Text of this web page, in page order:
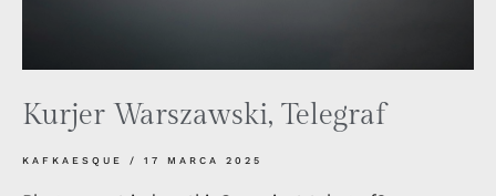
Kurjer Warszawski, Telegraf
KAFKAESQUE 17 MARCA 2025